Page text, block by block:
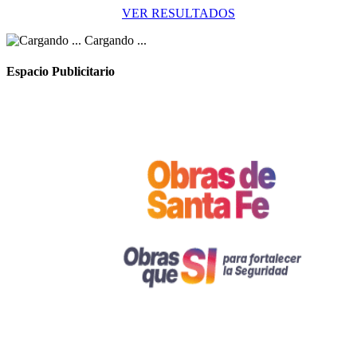
VER RESULTADOS
Cargando ...
Espacio Publicitario